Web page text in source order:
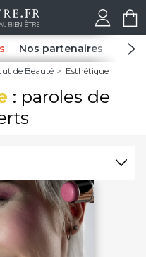
Nos partenaires Spas
de Beauté Esthétique
: paroles de